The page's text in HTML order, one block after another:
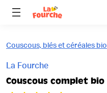
Couscous, blés et céréales bio
La Fourche
Couscous complet